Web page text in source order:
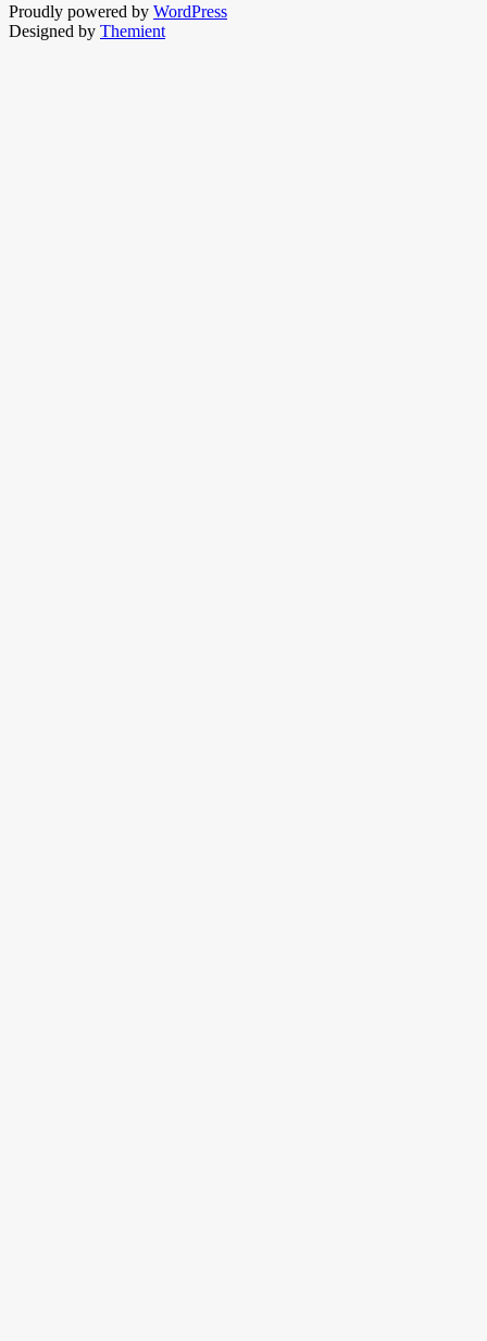
Proudly powered by WordPress
Designed by Themient